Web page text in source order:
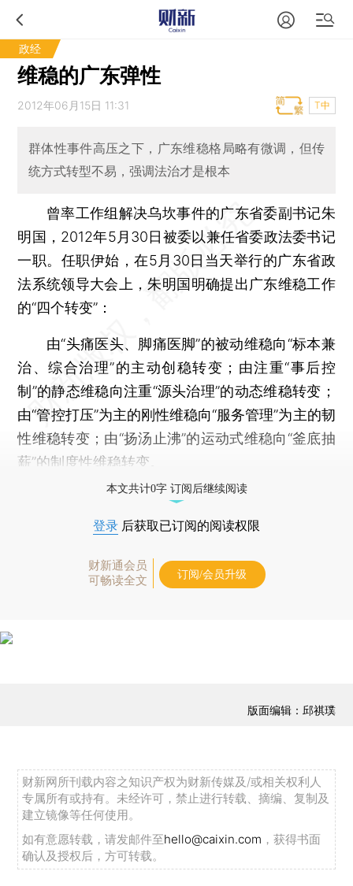
政经
维稳的广东弹性
2012年06月15日 11:31 T中
群体性事件高压之下，广东维稳格局略有微调，但传
统方式转型不易，强调法治才是根本
曾率工作组解决乌坎事件的广东省委副书记朱
明国，2012年5月30日被委以兼任省委政法委书记
一职。任职伊始，在5月30日当天举行的广东省政
法系统领导大会上，朱明国明确提出广东维稳工作
的“四个转变”：
由“头痛医头、脚痛医脚”的被动维稳向“标本兼
治、综合治理”的主动创稳转变；由注重“事后控
制”的静态维稳向注重“源头治理”的动态维稳转变；
由“管控打压”为主的刚性维稳向“服务管理”为主的韧
性维稳转变；由“扬汤止沸”的运动式维稳向“釜底抽
薪”的制度性维稳转变。
本文共计0字 订阅后继续阅读
登录 后获取已订阅的阅读权限
财新通会员
可畅读全文
订阅/会员升级
版面编辑：邱祺璞
财新网所刊载内容之知识产权为财新传媒及/或相关权利人
专属所有或持有。未经许可，禁止进行转载、摘编、复制及
建立镜像等任何使用。
如有意愿转载，请发邮件至hello@caixin.com ，获得书面
确认及授权后，方可转载。